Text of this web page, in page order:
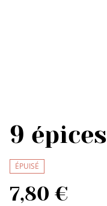
9 épices
ÉPUISÉ
7,80 €